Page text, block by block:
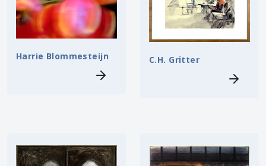
Harrie Blommesteijn C.H. Gritter